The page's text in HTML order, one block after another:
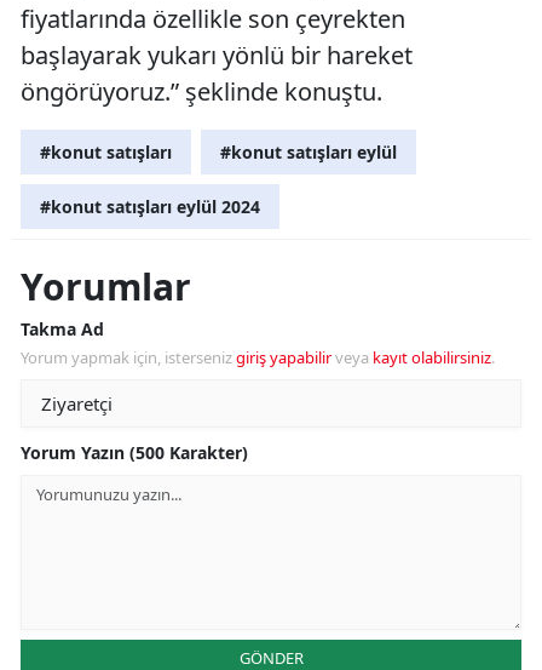
fiyatlarında özellikle son çeyrekten
başlayarak yukarı yönlü bir hareket
öngörüyoruz.” şeklinde konuştu.
#konut satışları #konut satışları eylül
#konut satışları eylül 2024
Yorumlar
Takma Ad
Yorum yapmak için, istersenizgiriş yapabilirveya kayıt olabilirsiniz.
Yorum Yazın (500 Karakter)
GÖNDER